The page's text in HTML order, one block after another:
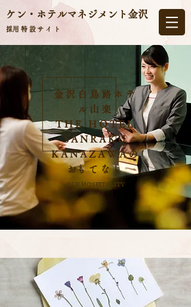
ケン・ホテルマネジメント 金沢
​採用特設サイト
金沢白鳥路ホテ
ル山楽
THE HOTEL
SANRAKU
KANAZAWAの
​おもてなし
OUR HOSPITALITY